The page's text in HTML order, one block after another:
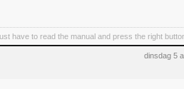
have to read the manual and press the right
dinsdag 5